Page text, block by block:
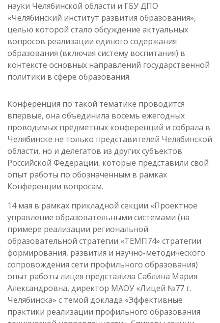
науки Челябинской области и ГБУ ДПО
«Челябинский институт развития образования»,
целью которой стало обсуждение актуальных
вопросов реализации единого содержания
образования (включая систему воспитания) в
контексте основных направлений государственной
политики в сфере образования.
Конференция по такой тематике проводится
впервые, она объединила восемь ежегодных
проводимых предметных конференций и собрала в
Челябинске не только представителей Челябинской
области, но и делегатов из других субъектов
Российской Федерации, которые представили свой
опыт работы по обозначенным в рамках
Конференции вопросам.
14 мая в рамках прикладной секции «Проектное
управление образовательными системами (на
примере реализации региональной
образовательной стратегии «ТЕМП74» стратегии
формирования, развития и научно-методического
сопровождения сети профильного образования)
опыт работы лицея представила Саблина Мария
Александровна, директор МАОУ «Лицей №77 г.
Челябинска» с темой доклада «Эффективные
практики реализации профильного образования